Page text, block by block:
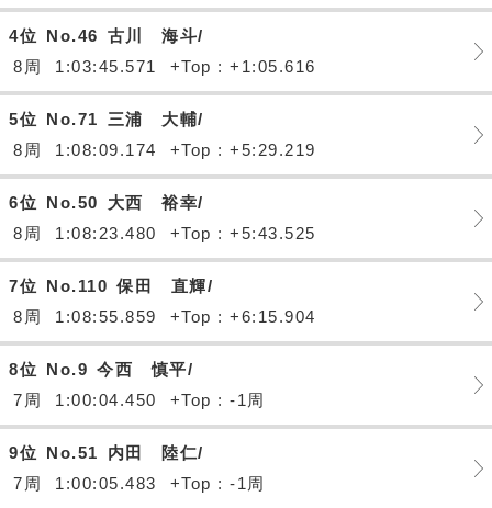
4位 No.46 古川 海斗/
8周
1:03:45.571 +Top : +1:05.616
5位 No.71
三浦 大輔/
8周
1:08:09.174 +Top : +5:29.219
6位 No.50
大西 裕幸/
8周
1:08:23.480 +Top : +5:43.525
7位 No.110 保田 直輝/
8周
1:08:55.859 +Top : +6:15.904
8位 No.9 今西 慎平/
7周
1:00:04.450 +Top : -1周
9位 No.51
内田 陸仁/
7周
1:00:05.483 +Top : -1周